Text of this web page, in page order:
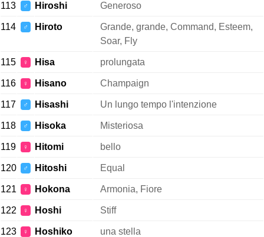
113 ♂ Hiroshi Generoso
114 ♂ Hiroto
Grande, grande, Command, Esteem,
Soar, Fly
115 ♀ Hisa prolungata
116 ♀ Hisano Champaign
117 ♂ Hisashi Un lungo tempo l'intenzione
118 ♂ Hisoka Misteriosa
119 ♀ Hitomi bello
120 ♂ Hitoshi Equal
121 ♀ Hokona Armonia, Fiore
122 ♀ Hoshi Stiff
123 ♀ Hoshiko una stella